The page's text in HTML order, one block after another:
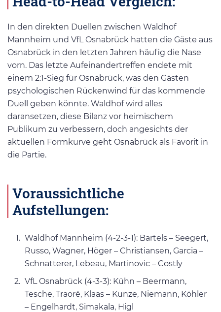
In den direkten Duellen zwischen Waldhof
Mannheim und VfL Osnabrück hatten die Gäste aus
Osnabrück in den letzten Jahren häufig die Nase
vorn. Das letzte Aufeinandertreffen endete mit
einem 2:1-Sieg für Osnabrück, was den Gästen
psychologischen Rückenwind für das kommende
Duell geben könnte. Waldhof wird alles
daransetzen, diese Bilanz vor heimischem
Publikum zu verbessern, doch angesichts der
aktuellen Formkurve geht Osnabrück als Favorit in
die Partie.
Voraussichtliche
Aufstellungen:
Waldhof Mannheim (4-2-3-1): Bartels – Seegert,
Russo, Wagner, Höger – Christiansen, Garcia –
Schnatterer, Lebeau, Martinovic – Costly
VfL Osnabrück (4-3-3): Kühn – Beermann,
Tesche, Traoré, Klaas – Kunze, Niemann, Köhler
– Engelhardt, Simakala, Higl